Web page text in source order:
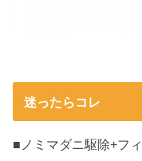
迷ったらコレ
■ノミマダニ駆除+フ